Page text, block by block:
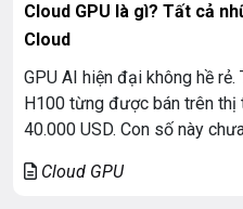
Cloud GPU là gì? Tất cả
Cloud
GPU AI hiện đại không hề rẻ.
H100 từng được bán trên
40.000 USD. Con số này
là lý do Cloud GPU trở thành
Cloud GPU